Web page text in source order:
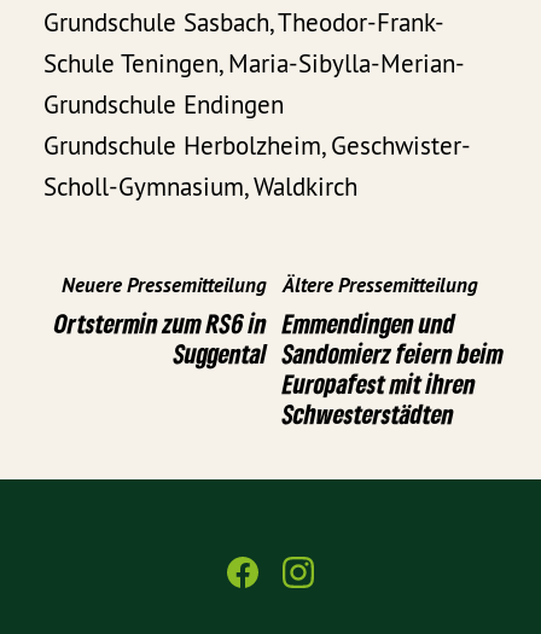
Grundschule Sasbach, Theodor-Frank-
Schule Teningen, Maria-Sibylla-Merian-
Grundschule Endingen
Grundschule Herbolzheim, Geschwister-
Scholl-Gymnasium, Waldkirch
Neuere Pressemitteilung
Ortstermin zum RS6 in
Suggental
Ältere Pressemitteilung
Emmendingen und
Sandomierz feiern beim
Europafest mit ihren
Schwesterstädten